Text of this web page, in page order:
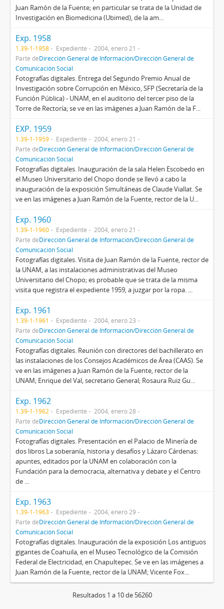
Juan Ramón de la Fuente; en particular se trata de la Unidad de
Investigación en Biomedicina (Ubimed), de la am...
Exp. 1958
1.39-1-1958 Expediente
2004, enero 21
Parte deDirección General de Información/Dirección General de
Comunicación Social
Fotografías digitales. Entrega del Segundo Premio Anual de
Investigación sobre Corrupción en México, SFP (Secretaría de la
Función Pública) - UNAM, en el auditorio del tercer piso de la
Torre de Rectoría; se ve en las imágenes a Juan Ramón de la F...
EXP. 1959
1.39-1-1959 Expediente
2004, enero 21
Parte deDirección General de Información/Dirección General de
Comunicación Social
Fotografías digitales. Inauguración de la sala Helen Escobedo en
el Museo Universitario del Chopo donde se llevó a cabo la
inauguración de la exposición Simultáneas de Claude Viallat. Se
ve en las imágenes a Juan Ramón de la Fuente, rector de la U...
Exp. 1960
1.39-1-1960 Expediente
2004, enero 21
Parte deDirección General de Información/Dirección General de
Comunicación Social
Fotografías digitales. Visita de Juan Ramón de la Fuente, rector de
la UNAM, a las instalaciones administrativas del Museo
Universitario del Chopo; es probable que se trata de la misma
visita que registra el expediente 1959, a juzgar por la ropa. ...
Exp. 1961
1.39-1-1961 Expediente
2004, enero 23
Parte deDirección General de Información/Dirección General de
Comunicación Social
Fotografías digitales. Reunión con directores del bachillerato en
las instalaciones de los Consejos Académicos de Área (CAAS). Se
ve en las imágenes a Juan Ramón de la Fuente, rector de la
UNAM; Enrique del Val, secretario General; Rosaura Ruiz Gu...
Exp. 1962
1.39-1-1962 Expediente
2004, enero 28
Parte deDirección General de Información/Dirección General de
Comunicación Social
Fotografías digitales. Presentación en el Palacio de Minería de
dos libros La soberanía, historia y desafíos y Lázaro Cárdenas:
apuntes, editados por la UNAM en colaboración con la
Fundación para la democracia, alternativa y debate y el Centro
de ...
Exp. 1963
1.39-1-1963 Expediente
2004, enero 29
Parte deDirección General de Información/Dirección General de
Comunicación Social
Fotografías digitales. Inauguración de la exposición Los antiguos
gigantes de Coahuila, en el Museo Tecnológico de la Comisión
Federal de Electricidad, en Chapultepec. Se ve en las imágenes a
Juan Ramón de la Fuente, rector de la UNAM; Vicente Fox...
Resultados 1 a 10 de 56260